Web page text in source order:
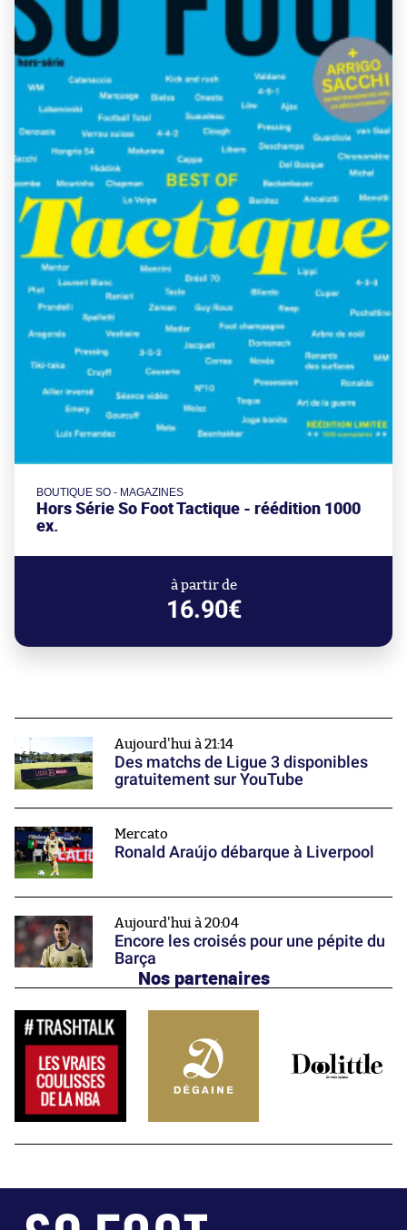
BOUTIQUE SO - MAGAZINES
Hors Série So Foot Tactique - réédition 1000
ex.
à partir de
16.90€
Aujourd'hui à 21:14
Des matchs de Ligue 3 disponibles
gratuitement sur YouTube
Mercato
Ronald Araújo débarque à Liverpool
Aujourd'hui à 20:04
Encore les croisés pour une pépite du
Barça
Nos partenaires